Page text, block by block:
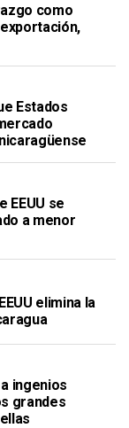
como
Estados
EEUU se
a menor
elimina la
ingenios
grandes